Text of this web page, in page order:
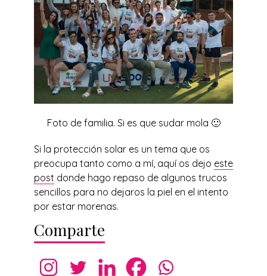
Foto de familia. Si es que sudar mola 🙂
Si la protección solar es un tema que os
preocupa tanto como a mí, aquí os dejo este
post donde hago repaso de algunos trucos
sencillos para no dejaros la piel en el intento
por estar morenas.
Comparte